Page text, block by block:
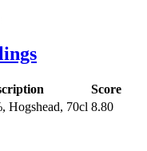
Score
Hogshead, 70cl 8.80